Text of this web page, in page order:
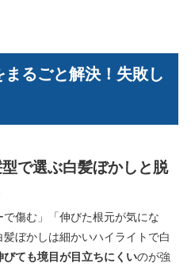
るごと解決！失敗し
で選ぶ白髪ぼかしと脱
傷む」「伸びた根元が気にな
ぼかしは細かいハイライトで白
びても境目が目立ちにくいのが強